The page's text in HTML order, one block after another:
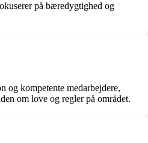
på bæredygtighed og
og kompetente medarbejdere,
om love og regler på området.